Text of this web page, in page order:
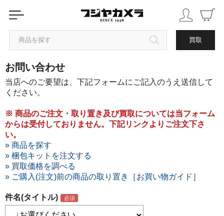
商品を探す 買取
カテゴリから探す
ブランドから探す
中古品を探す
お問い合わせ
当店へのご要望は、下記フォームにご記入のうえ送信して
ください。
※ 商品のご注文・取り置き及び買取については当フォーム
からは受付しておりません。下記リンクよりご注文下さ
い。
» 商品を探す
» 梱包キットを注文する
» 買取価格を調べる
» ご購入(注文)前の商品の取り置き［お買い物ガイド］
件名(タイトル)